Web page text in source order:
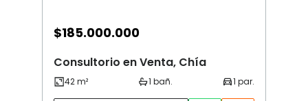
$185.000.000
Consultorio en Venta, Chía